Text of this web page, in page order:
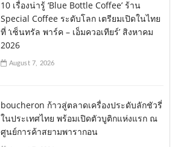
10 เรื่องน่ารู้ ‘Blue Bottle Coffee’ ร้าน
Special Coffee ระดับโลก เตรียมเปิดในไทย
ที่ ‘เซ็นทรัล พาร์ค – เอ็มควอเทียร์’ สิงหาคม
2026
August 7, 2026
boucheron ก้าวสู่ตลาดเครื่องประดับลักชัวรี่
ในประเทศไทย พร้อมเปิดตัวบูติกแห่งแรก ณ
ศูนย์การค้าสยามพารากอน